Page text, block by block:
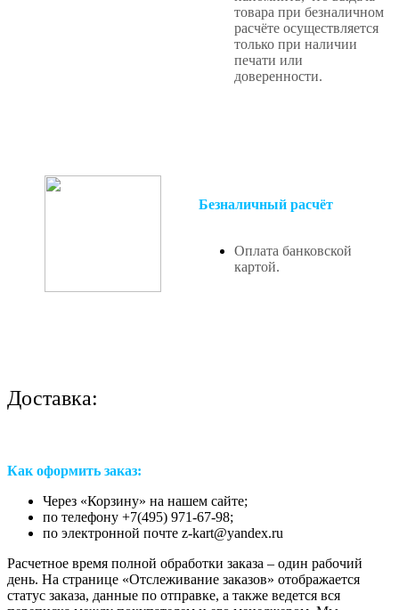
товара при безналичном
расчёте осуществляется
только при наличии
печати или
доверенности.
Безналичный расчёт
Оплата банковской
картой.
Доставка:
Как оформить заказ:
Через «Корзину» на нашем сайте;
по телефону +7(495) 971-67-98;
по электронной почте z-kart@yandex.ru
Расчетное время полной обработки заказа – один рабочий
день. На странице «Отслеживание заказов» отображается
статус заказа, данные по отправке, а также ведется вся